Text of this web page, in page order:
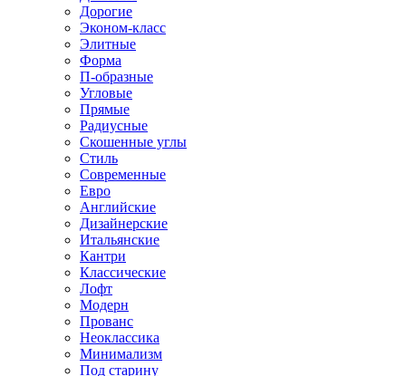
Дорогие
Эконом-класс
Элитные
Форма
П-образные
Угловые
Прямые
Радиусные
Скошенные углы
Стиль
Современные
Евро
Английские
Дизайнерские
Итальянские
Кантри
Классические
Лофт
Модерн
Прованс
Неоклассика
Минимализм
Под старину